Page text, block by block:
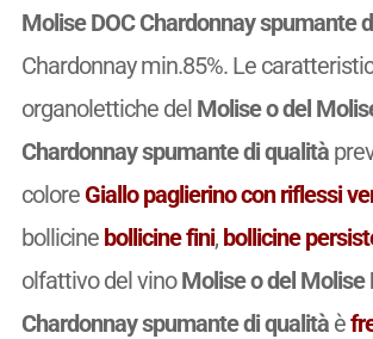
Molise DOC Chardonnay spumante
Chardonnay min.85%. Le
organolettiche delMolise o del
Chardonnay spumante di qualità
colore Giallo paglierino con riflessi
bollicine bollicine fini, bollicine
olfattivo del vinoMolise o del Molise
Chardonnay spumante di qualitàè